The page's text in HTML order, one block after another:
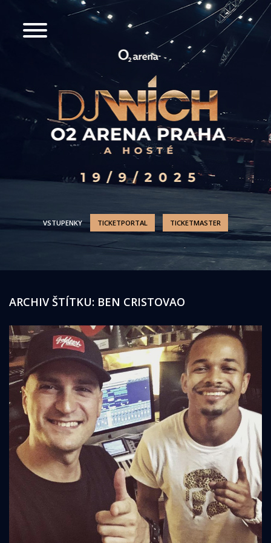
VSTUPENKY TICKETPORTAL TICKETMASTER
ARCHIV ŠTÍTKU: BEN CRISTOVAO